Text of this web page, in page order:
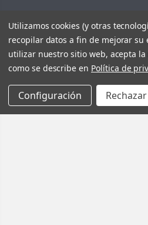
Utilizamos cookies (y otras
recopilar datos a fin de mejorar su
utilizar nuestro sitio web, acepta
como se describe en Política de
Configuración